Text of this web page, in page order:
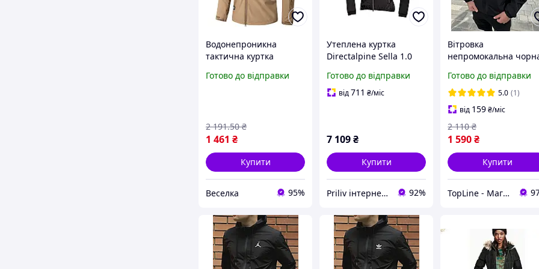
Водонепроникна
тактична куртка
підкладкою для
Готово до відправки
1 461 ₴
2 191.50 ₴
Купити
Веселка 95%
Утеплена куртка
Directalpine Sella 1.0
460г Primaloft для
активних жінок
Готово до відправки
від711 ₴/міс
7 109₴
Купити
Priliv інтернет-магазин 92%
Вітровка
непромокальна
капюшоном, Чоловіча
куртка плащова Стон
Айленд для
повсякденного носіння
Осіння
Готово до відправки
5.0 (1)
від 159₴/міс
1 590₴
2 110 ₴
Купити
TopLine - Магазин крутих товарів